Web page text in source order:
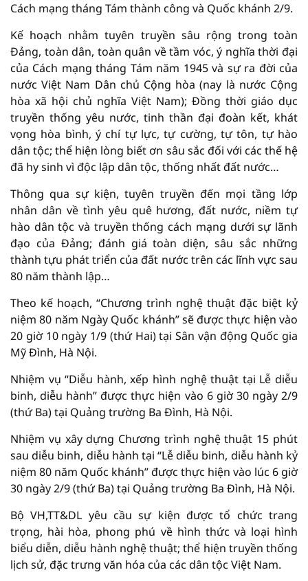
Cách mạng tháng Tám thành công và Quốc khánh 2/9.
Kế hoạch nhằm tuyên truyền sâu rộng trong toàn
Đảng, toàn dân, toàn quân về tầm vóc, ý nghĩa thời đại
của Cách mạng tháng Tám năm 1945 và sự ra đời của
nước Việt Nam Dân chủ Cộng hòa (nay là nước Cộng
hòa xã hội chủ nghĩa Việt Nam); Đồng thời giáo dục
truyền thống yêu nước, tinh thần đại đoàn kết, khát
vọng hòa bình, ý chí tự lực, tự cường, tự tôn, tự hào
dân tộc; thể hiện lòng biết ơn sâu sắc đối với các thế hệ
đã hy sinh vì độc lập dân tộc, thống nhất đất nước…
Thông qua sự kiện, tuyên truyền đến mọi tầng lớp
nhân dân về tình yêu quê hương, đất nước, niềm tự
hào dân tộc và truyền thống cách mạng dưới sự lãnh
đạo của Đảng; đánh giá toàn diện, sâu sắc những
thành tựu phát triển của đất nước trên các lĩnh vực sau
80 năm thành lập…
Theo kế hoạch, “Chương trình nghệ thuật đặc biệt kỷ
niệm 80 năm Ngày Quốc khánh” sẽ được thực hiện vào
20 giờ 10 ngày 1/9 (thứ Hai) tại Sân vận động Quốc gia
Mỹ Đình, Hà Nội.
Nhiệm vụ “Diễu hành, xếp hình nghệ thuật tại Lễ diễu
binh, diễu hành” được thực hiện vào 6 giờ 30 ngày 2/9
(thứ Ba) tại Quảng trường Ba Đình, Hà Nội.
Nhiệm vụ xây dựng Chương trình nghệ thuật 15 phút
sau diễu binh, diễu hành tại “Lễ diễu binh, diễu hành kỷ
niệm 80 năm Quốc khánh” được thực hiện vào lúc 6 giờ
30 ngày 2/9 (thứ Ba) tại Quảng trường Ba Đình, Hà Nội.
Bộ VH,TT&DL yêu cầu sự kiện được tổ chức trang
trọng, hài hòa, phong phú về hình thức và loại hình
biểu diễn, diễu hành nghệ thuật; thể hiện truyền thống
lịch sử, đặc trưng văn hóa của các dân tộc Việt Nam.